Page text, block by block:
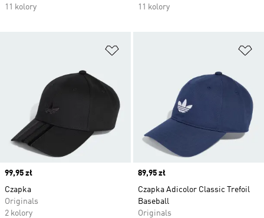
11 kolory
11 kolory
Price
99,95 zł
Czapka
Originals
2 kolory
Price
89,95 zł
Czapka Adicolor Classic Trefoil
Baseball
Originals